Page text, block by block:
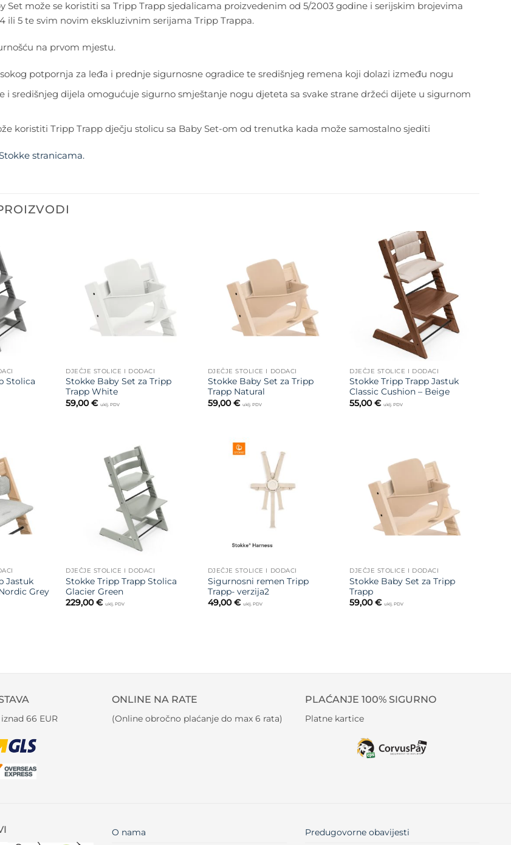
Set može se koristiti sa Tripp Trapp sjedalicama proizvedenim od 5/2003 godine i serijskim brojevima
ili 5 te svim novim ekskluzivnim serijama Tripp Trappa.
na prvom mjestu.
potpornja za leđa i prednje sigurnosne ogradice te središnjeg remena koji dolazi između nogu
i središnjeg dijela omogućuje sigurno smještanje nogu djeteta sa svake strane držeći dijete u sigurnom
koristiti Tripp Trapp dječju stolicu sa Baby Set-om od trenutka kada može samostalno sjediti
stranicama.
Stolica
DJEČJE STOLICE I DODACI
Stokke Baby Set za Tripp
Trapp White
59,00€ uklj. PDV
DJEČJE STOLICE I DODACI
Stokke Baby Set za Tripp
Trapp Natural
59,00€ uklj. PDV
DJEČJE STOLICE I DODACI
Stokke Tripp Trapp Jastuk
Classic Cushion – Beige
55,00€ uklj. PDV
Jastuk
Grey
DJEČJE STOLICE I DODACI
Stokke Tripp Trapp Stolica
Glacier Green
229,00€ uklj. PDV
DJEČJE STOLICE I DODACI
Sigurnosni remen Tripp
Trapp- verzija2
49,00€ uklj. PDV
DJEČJE STOLICE I DODACI
Stokke Baby Set za Tripp
Trapp
59,00€ uklj. PDV
66 EUR
ONLINE NA RATE
(Online obročno plaćanje do max 6 rata)
PLAĆANJE 100% SIGURNO
Platne kartice
O nama Predugovorne obavijesti